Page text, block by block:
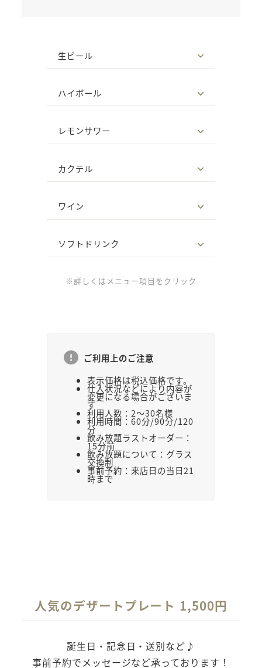
生ビール
ハイボール
レモンサワー
カクテル
ワイン
ソフトドリンク
※詳しくはメニュー項目をクリック
ご利用上のご注意
表示価格は税込価格です。
仕入状況などにより内容が
変更になる場合がございま
す
利用人数：2～30名様
利用時間：60分/90分/120
分
飲み放題ラストオーダー：
15分前
飲み放題について：グラス
交換制
事前予約：来店日の当日21
時まで
人気のデザートプレート 1,500円
誕生日・記念日・送別など♪
事前予約でメッセージなど承っております！